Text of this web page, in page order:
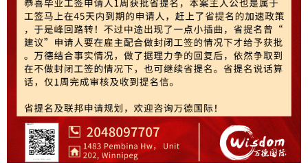
2024-05-27
2024-05-15
80后家庭PR快速完成 2024-05-09
毕业工签4个月顺利获批 2024-05-08
毕业工签省提名4.5个月顺利获批 2024-05-07
配偶工签省提名近7.5个月顺利获批 2024-04-30
配偶工签7个月获批省提名 2024-04-30
配偶工签8个月获批省提名 2024-04-30
毕业工签8个月获批省提名 2024-04-29
境内孩子学签24天快速获批 2024-04-25
陪读旅游签2.5个月顺利获批 2024-04-25
配偶工签8个月获批省提名 2024-04-24
90后家庭PR即将完成 2024-04-19
小留学生学签16天快速获批 2024-04-15
旅游签13天极速获批 2024-04-15
中学生学签15天快速获批 2024-04-09
90后家庭ECOPR光速完成